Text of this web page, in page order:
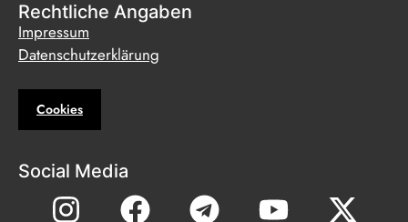
Rechtliche Angaben
Impressum
Datenschutzerklärung
Cookies
Social Media